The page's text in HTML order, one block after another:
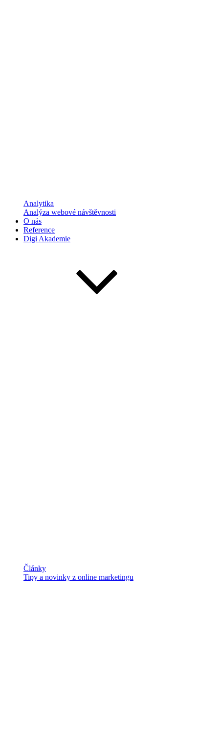
Analytika
Analýza webové návštěvnosti
O nás
Reference
Digi Akademie
Články
Tipy a novinky z online marketingu